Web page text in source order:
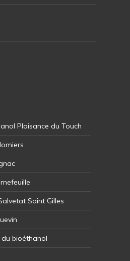
Plaisance du Touch
Saint Gilles
bioéthanol